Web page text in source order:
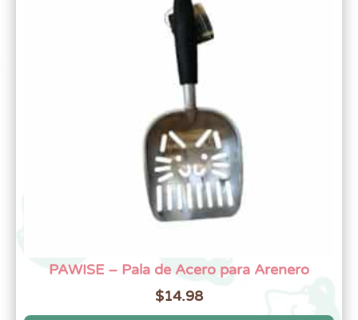
PAWISE – Pala de Acero para Arenero
$14.98